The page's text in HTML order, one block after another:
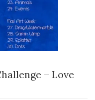
– Love